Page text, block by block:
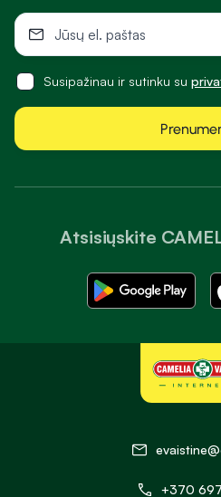
Atsisiųskite
Susipažinau ir sutinku su
+370